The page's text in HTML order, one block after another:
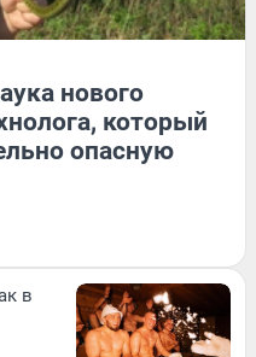
нового
который
опасную
в